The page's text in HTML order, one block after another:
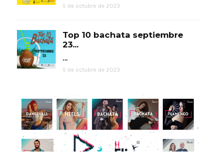
5 de octubre de 2023
Top 10 bachata septiembre
23...
…
5 de octubre de 2023